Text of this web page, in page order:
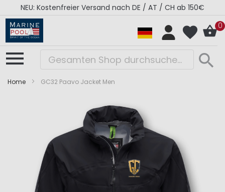
NEU: Kostenfreier Versand nach DE / AT / CH ab 150€
0
Home GC32 Paavo Jacket Men
Bildergalerie
springen
Bildergalerie
springen